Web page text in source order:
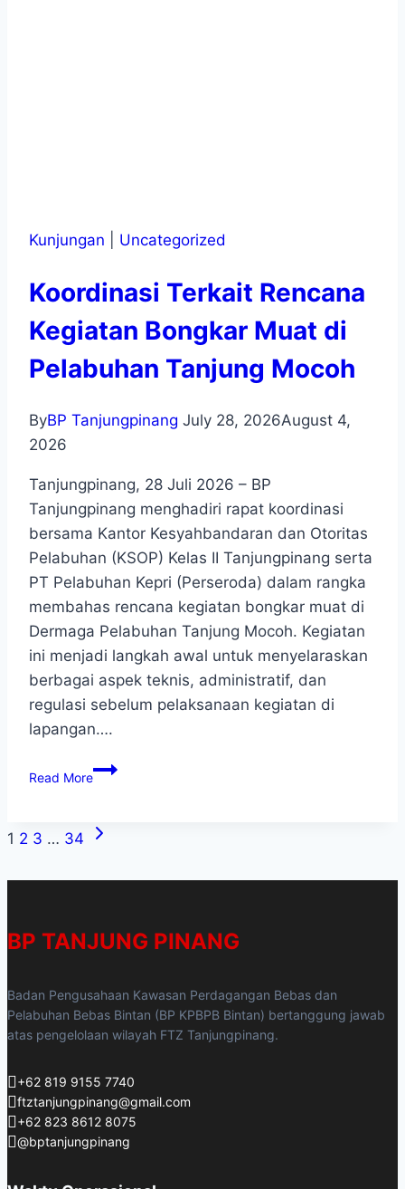
Kunjungan Uncategorized
Koordinasi Terkait Rencana
Kegiatan Bongkar Muat di
Pelabuhan Tanjung Mocoh
ByBP Tanjungpinang July 28, 2026August 4,
2026
Tanjungpinang, 28 Juli 2026 – BP
Tanjungpinang menghadiri rapat koordinasi
bersama Kantor Kesyahbandaran dan Otoritas
Pelabuhan (KSOP) Kelas II Tanjungpinang serta
PT Pelabuhan Kepri (Perseroda) dalam rangka
membahas rencana kegiatan bongkar muat di
Dermaga Pelabuhan Tanjung Mocoh. Kegiatan
ini menjadi langkah awal untuk menyelaraskan
berbagai aspek teknis, administratif, dan
regulasi sebelum pelaksanaan kegiatan di
lapangan….
Read More
1 2 3 … 34
BP TANJUNG PINANG
Badan Pengusahaan Kawasan Perdagangan Bebas dan
Pelabuhan Bebas Bintan (BP KPBPB Bintan) bertanggung jawab
atas pengelolaan wilayah FTZ Tanjungpinang.
+62 819 9155 7740
ftztanjungpinang@gmail.com
+62 823 8612 8075
@bptanjungpinang